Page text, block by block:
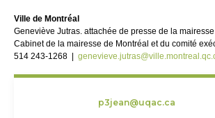
Ville de Montréal
Geneviève Jutras. attachée de presse de la mairesse
Cabinet de la mairesse de Montréal et du comité
514 243-1268 |
p3jean@uqac.ca